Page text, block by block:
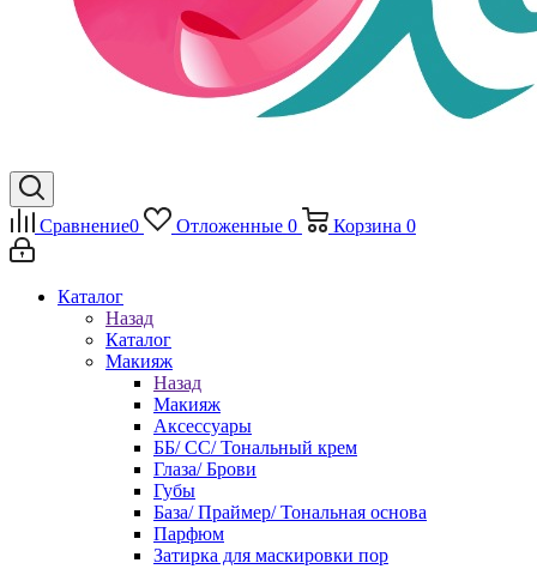
Сравнение0 Отложенные 0 Корзина 0
Каталог
Назад
Каталог
Макияж
Назад
Макияж
Аксессуары
ББ/ СС/ Тональный крем
Глаза/ Брови
Губы
База/ Праймер/ Тональная основа
Парфюм
Затирка для маскировки пор